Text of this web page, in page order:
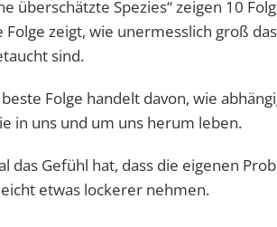
überschätzte Spezies“ zeigen 10
Folge zeigt, wie unermesslich groß
sind.
Folge handelt davon, wie
in uns und um uns herum leben.
das Gefühl hat, dass die eigenen
etwas lockerer nehmen.